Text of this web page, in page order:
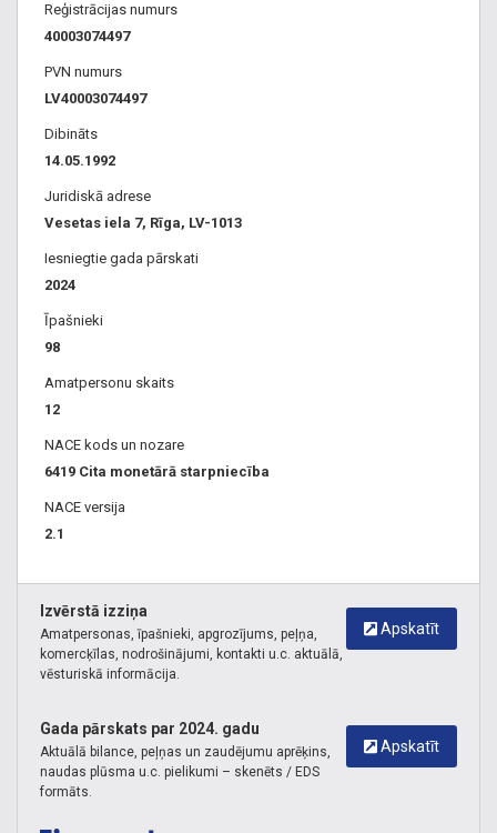
Reģistrācijas numurs
40003074497
PVN numurs
LV40003074497
Dibināts
14.05.1992
Juridiskā adrese
Vesetas iela 7, Rīga, LV-1013
Iesniegtie gada pārskati
2024
Īpašnieki
98
Amatpersonu skaits
12
NACE kods un nozare
6419 Cita monetārā starpniecība
NACE versija
2.1
Apskatīt
Izvērstā izziņa
Amatpersonas, īpašnieki, apgrozījums, peļņa,
komercķīlas, nodrošinājumi, kontakti u.c. aktuālā,
vēsturiskā informācija.
Apskatīt
Gada pārskats par 2024. gadu
Aktuālā bilance, peļņas un zaudējumu aprēķins,
naudas plūsma u.c. pielikumi – skenēts / EDS
formāts.